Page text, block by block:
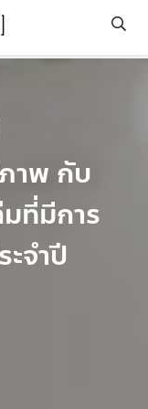
าพ กับ
ที่มีการ
จำปี